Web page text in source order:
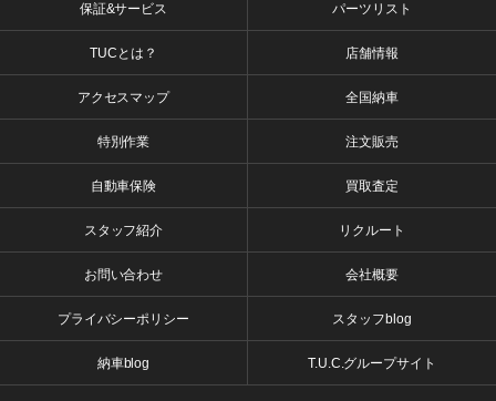
保証&サービス パーツリスト
TUCとは？ 店舗情報
アクセスマップ 全国納車
特別作業 注文販売
自動車保険 買取査定
スタッフ紹介 リクルート
お問い合わせ 会社概要
プライバシーポリシー スタッフblog
納車blog T.U.C.グループサイト